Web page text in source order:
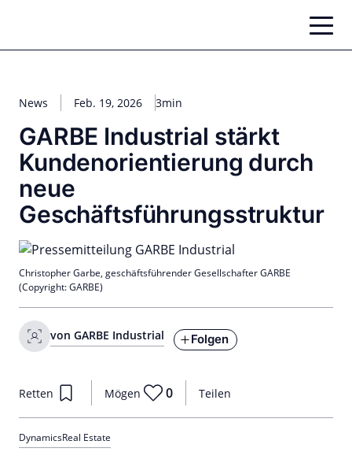
springen
News Feb. 19, 2026 3min
GARBE Industrial stärkt
Kundenorientierung durch
neue
Geschäftsführungsstruktur
von GARBE Industrial Folgen
Teilen
Retten Mögen 0
DynamicsReal Estate
Christopher Garbe, geschäftsführender Gesellschafter GARBE
(Copyright: GARBE)